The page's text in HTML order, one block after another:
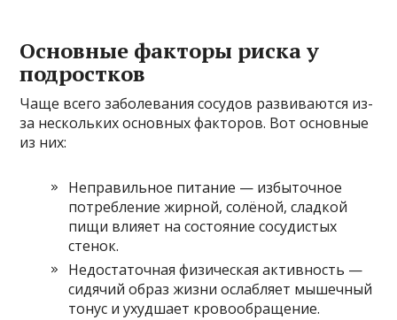
Основные факторы риска у
подростков
Чаще всего заболевания сосудов развиваются из-
за нескольких основных факторов. Вот основные
из них:
Неправильное питание — избыточное
потребление жирной, солёной, сладкой
пищи влияет на состояние сосудистых
стенок.
Недостаточная физическая активность —
сидячий образ жизни ослабляет мышечный
тонус и ухудшает кровообращение.